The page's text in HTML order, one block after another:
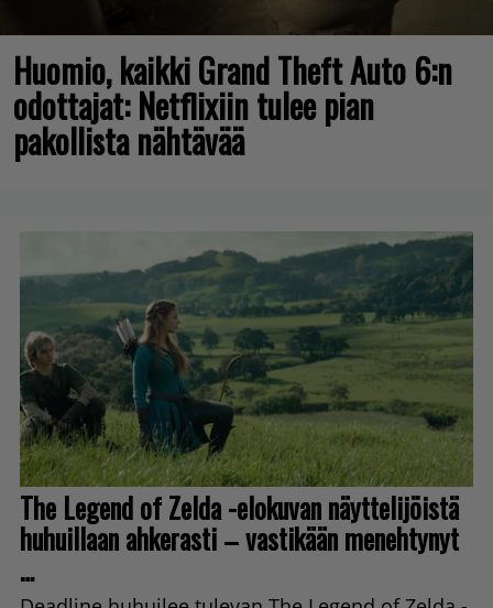
Huomio, kaikki Grand Theft Auto 6:n
odottajat: Netflixiin tulee pian
pakollista nähtävää